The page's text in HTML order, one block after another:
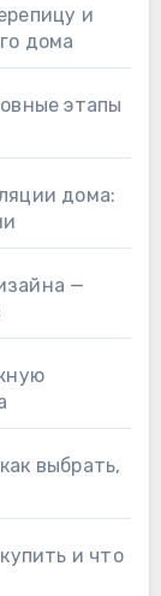
и
дома
этапы
дома:
—
выбрать,
и что